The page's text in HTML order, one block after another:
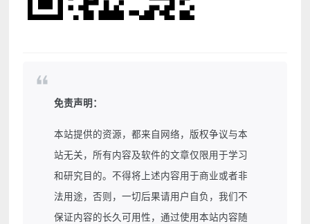
免责声明：
本站提供的资源，都来自网络，版权争议与本
站无关，所有内容及软件的文章仅限用于学习
和研究目的。不得将上述内容用于商业或者非
法用途，否则，一切后果请用户自负，我们不
保证内容的长久可用性，通过使用本站内容随